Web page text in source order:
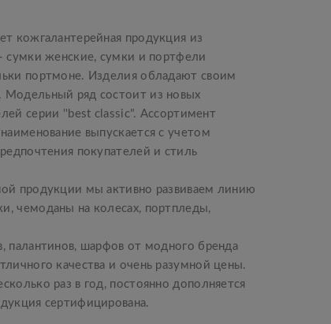
кожгалантерейная продукция из
сумки женские, сумки и портфели
портмоне. Изделия обладают своим
ряд состоит из новых
серии ''best classic". Ассортимент
выпускается с учетом
покупателей и стиль
продукции мы активно развиваем линию
чемоданы на колесах, портпледы,
палантинов, шарфов от модного бренда
качества и очень разумной цены.
раз в год, постоянно дополняется
сертифицирована.